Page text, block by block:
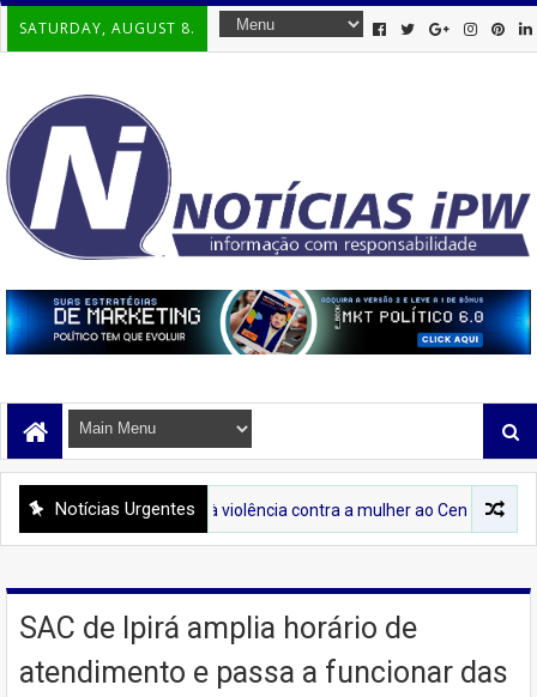
SATURDAY, AUGUST 8.
Notícias Urgentes
o combate à violência contra a mulher ao Centro de Abastecimento
SAC de Ipirá amplia horário de
atendimento e passa a funcionar das